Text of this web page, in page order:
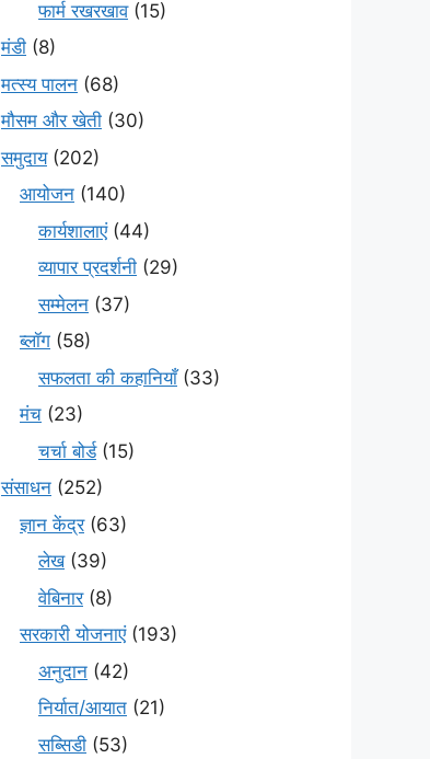
फार्म रखरखाव(15)
मंडी (8)
मत्स्य पालन (68)
मौसम और खेती (30)
समुदाय(202)
आयोजन (140)
कार्यशालाएं(44)
व्यापार प्रदर्शनी (29)
सम्मेलन (37)
ब्लॉग (58)
सफलता की कहानियाँ(33)
मंच (23)
चर्चा बोर्ड(15)
संसाधन (252)
ज्ञान केंद्र(63)
लेख(39)
वेबिनार(8)
सरकारी योजनाएं(193)
अनुदान (42)
निर्यात/आयात (21)
सब्सिडी (53)